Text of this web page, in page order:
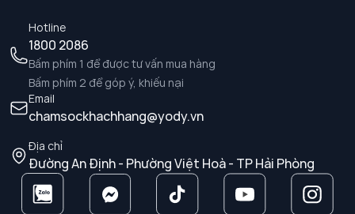
Hotline
1800 2086
Bấm phím 1 để được tư vấn mua hàng
Bấm phím 2 để góp ý, khiếu nại
Email
chamsockhachhang@yody.vn
Địa chỉ
Đường An Định - Phường Việt Hoà - TP Hải Phòng